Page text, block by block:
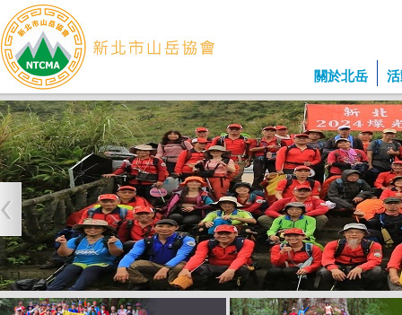
關於北岳